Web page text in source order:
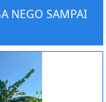
NEGO SAMPAI